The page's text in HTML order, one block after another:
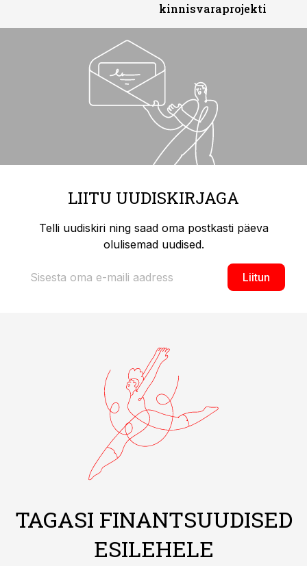
kinnisvaraprojekti
LIITU UUDISKIRJAGA
Telli uudiskiri ning saad oma postkasti päeva
olulisemad uudised.
Liitun
TAGASI FINANTSUUDISED
ESILEHELE